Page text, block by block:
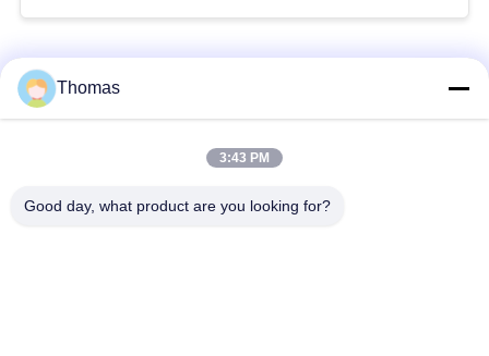
populaire categorieën
automatische het
Thomas
3:43 PM
Good day, what product are you looking for?